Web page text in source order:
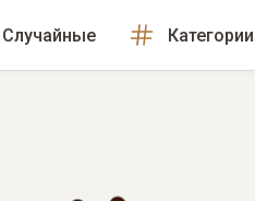
Случайные Категории